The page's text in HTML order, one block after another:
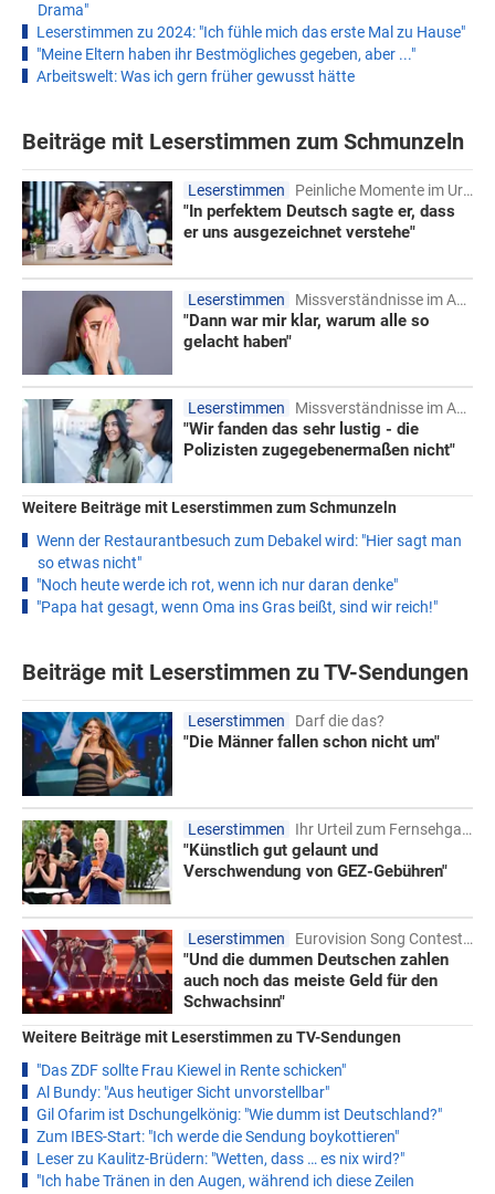
Drama"
Leserstimmen zu 2024: "Ich fühle mich das erste Mal zu Hause"
"Meine Eltern haben ihr Bestmögliches gegeben, aber ..."
Arbeitswelt: Was ich gern früher gewusst hätte
Beiträge mit Leserstimmen zum Schmunzeln
Leserstimmen Peinliche Momente im Urlaub
"In perfektem Deutsch sagte er, dass
er uns ausgezeichnet verstehe"
Leserstimmen Missverständnisse im Ausland
"Dann war mir klar, warum alle so
gelacht haben"
Leserstimmen Missverständnisse im Ausland
"Wir fanden das sehr lustig - die
Polizisten zugegebenermaßen nicht"
Weitere Beiträge mit Leserstimmen zum Schmunzeln
Wenn der Restaurantbesuch zum Debakel wird: "Hier sagt man
so etwas nicht"
"Noch heute werde ich rot, wenn ich nur daran denke"
"Papa hat gesagt, wenn Oma ins Gras beißt, sind wir reich!"
Beiträge mit Leserstimmen zu TV-Sendungen
Leserstimmen Darf die das?
"Die Männer fallen schon nicht um"
Leserstimmen Ihr Urteil zum Fernsehgarten
"Künstlich gut gelaunt und
Verschwendung von GEZ-Gebühren"
Leserstimmen Eurovision Song Contest 2026
"Und die dummen Deutschen zahlen
auch noch das meiste Geld für den
Schwachsinn"
Weitere Beiträge mit Leserstimmen zu TV-Sendungen
"Das ZDF sollte Frau Kiewel in Rente schicken"
Al Bundy: "Aus heutiger Sicht unvorstellbar"
Gil Ofarim ist Dschungelkönig: "Wie dumm ist Deutschland?"
Zum IBES-Start: "Ich werde die Sendung boykottieren"
Leser zu Kaulitz-Brüdern: "Wetten, dass … es nix wird?"
"Ich habe Tränen in den Augen, während ich diese Zeilen